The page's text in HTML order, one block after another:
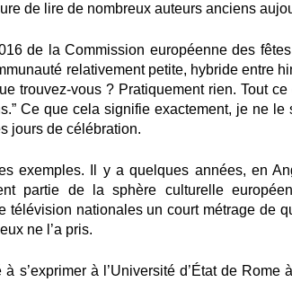
de lire de nombreux auteurs anciens
de la Commission européenne des
relativement petite, hybride entre
trouvez-vous ? Pratiquement rien. Tout ce
Ce que cela signifie exactement, je ne
jours de célébration.
exemples. Il y a quelques années, en
partie de la sphère culturelle
télévision nationales un court métrage de
ne l’a pris.
s’exprimer à l’Université d’État de Rome